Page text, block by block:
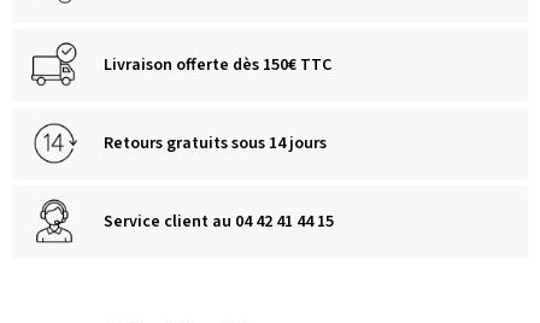
Livraison offerte dès 150€ TTC
Retours gratuits sous 14 jours
Service client au 04 42 41 44 15